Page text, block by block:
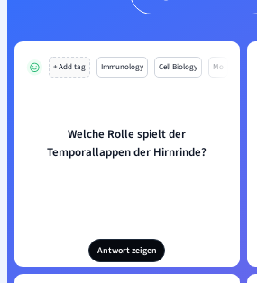
+ Add tag Immunology Cell Biology Mo
Welche Rolle spielt der
Temporallappen der Hirnrinde?
Antwort zeigen